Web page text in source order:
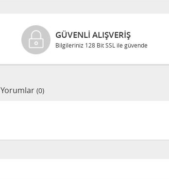
GÜVENLI ALIŞVERIŞ
Bilgileriniz 128 Bit SSL ile güvende
Yorumlar (0)